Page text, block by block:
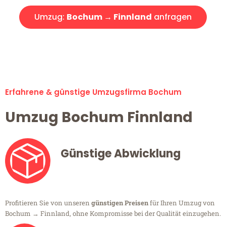
Umzug: Bochum → Finnland anfragen
Erfahrene & günstige Umzugsfirma Bochum
Umzug Bochum Finnland
Günstige Abwicklung
Profitieren Sie von unseren günstigen Preisenfür Ihren Umzug von
Bochum → Finnland, ohne Kompromisse bei der Qualität einzugehen.